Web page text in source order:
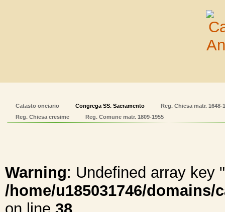
Catasto onciario Congrega SS. Sacramento
Reg. Chiesa matr. 1648-
Reg. Chiesa cresime
Reg. Comune matr. 1809-1955
Warning: Undefined array key
/home/u185031746/